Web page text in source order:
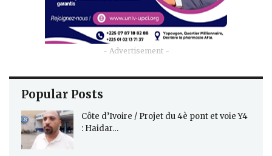
- Advertisement -
Popular Posts
Côte d’Ivoire / Projet du 4è pont et voie Y4
: Haidar…